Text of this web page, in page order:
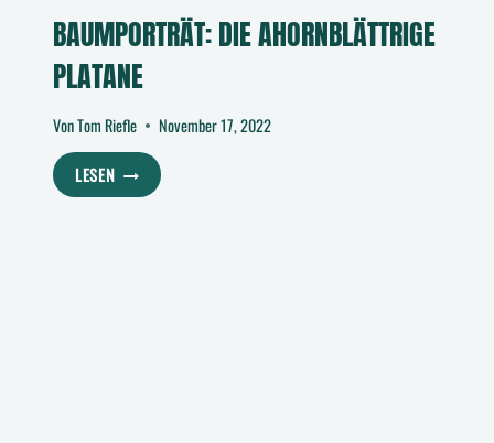
BAUMPORTRÄT: DIE AHORNBLÄTTRIGE
PLATANE
VonTom Riefle November 17, 2022
LESENBAUMPORTRÄT:
DIE